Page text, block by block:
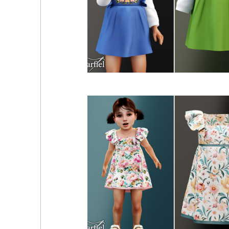
Garfiel - Toddler - Sweet floral pinafore dress with